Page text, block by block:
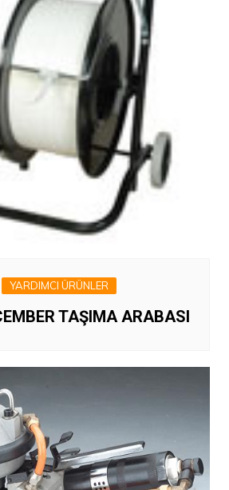
YARDIMCI ÜRÜNLER
TAŞIMA ARABASI